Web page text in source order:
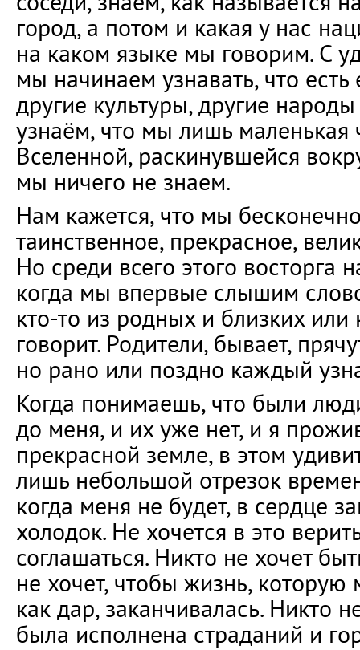
город, а потом и какая у нас
на каком языке мы говорим. С
мы начинаем узнавать, что
другие культуры, другие
узнаём, что мы лишь маленькая
Вселенной, раскинувшейся
мы ничего не знаем.
Нам кажется, что мы
таинственное, прекрасное,
Но среди всего этого восторга
когда мы впервые слышим
кто-то из родных и близких
говорит. Родители, бывает,
но рано или поздно каждый
Когда понимаешь, что были
до меня, и их уже нет, и я
прекрасной земле, в этом
лишь небольшой отрезок
когда меня не будет, в сердце
холодок. Не хочется в это
соглашаться. Никто не хочет
не хочет, чтобы жизнь,
как дар, заканчивалась. Никто
была исполнена страданий и